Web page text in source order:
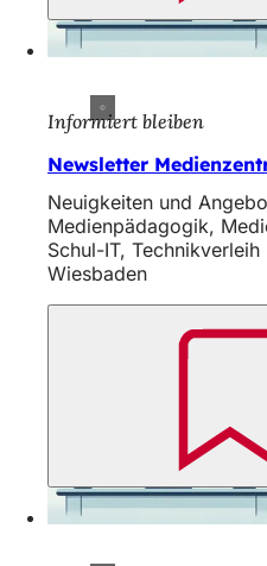
Informiert bleiben
Newsletter
Neuigkeiten und
Medienpädagogik,
Schul-IT,
Wiesbaden